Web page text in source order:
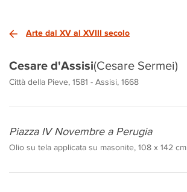
Arte dal XV al XVIII secolo
Cesare d'Assisi(Cesare Sermei)
Città della Pieve, 1581 - Assisi, 1668
Piazza IV Novembre a Perugia
Olio su tela applicata su masonite, 108 x 142 cm